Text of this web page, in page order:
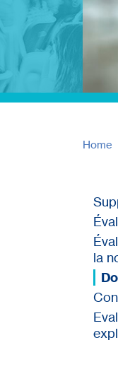
Home
la